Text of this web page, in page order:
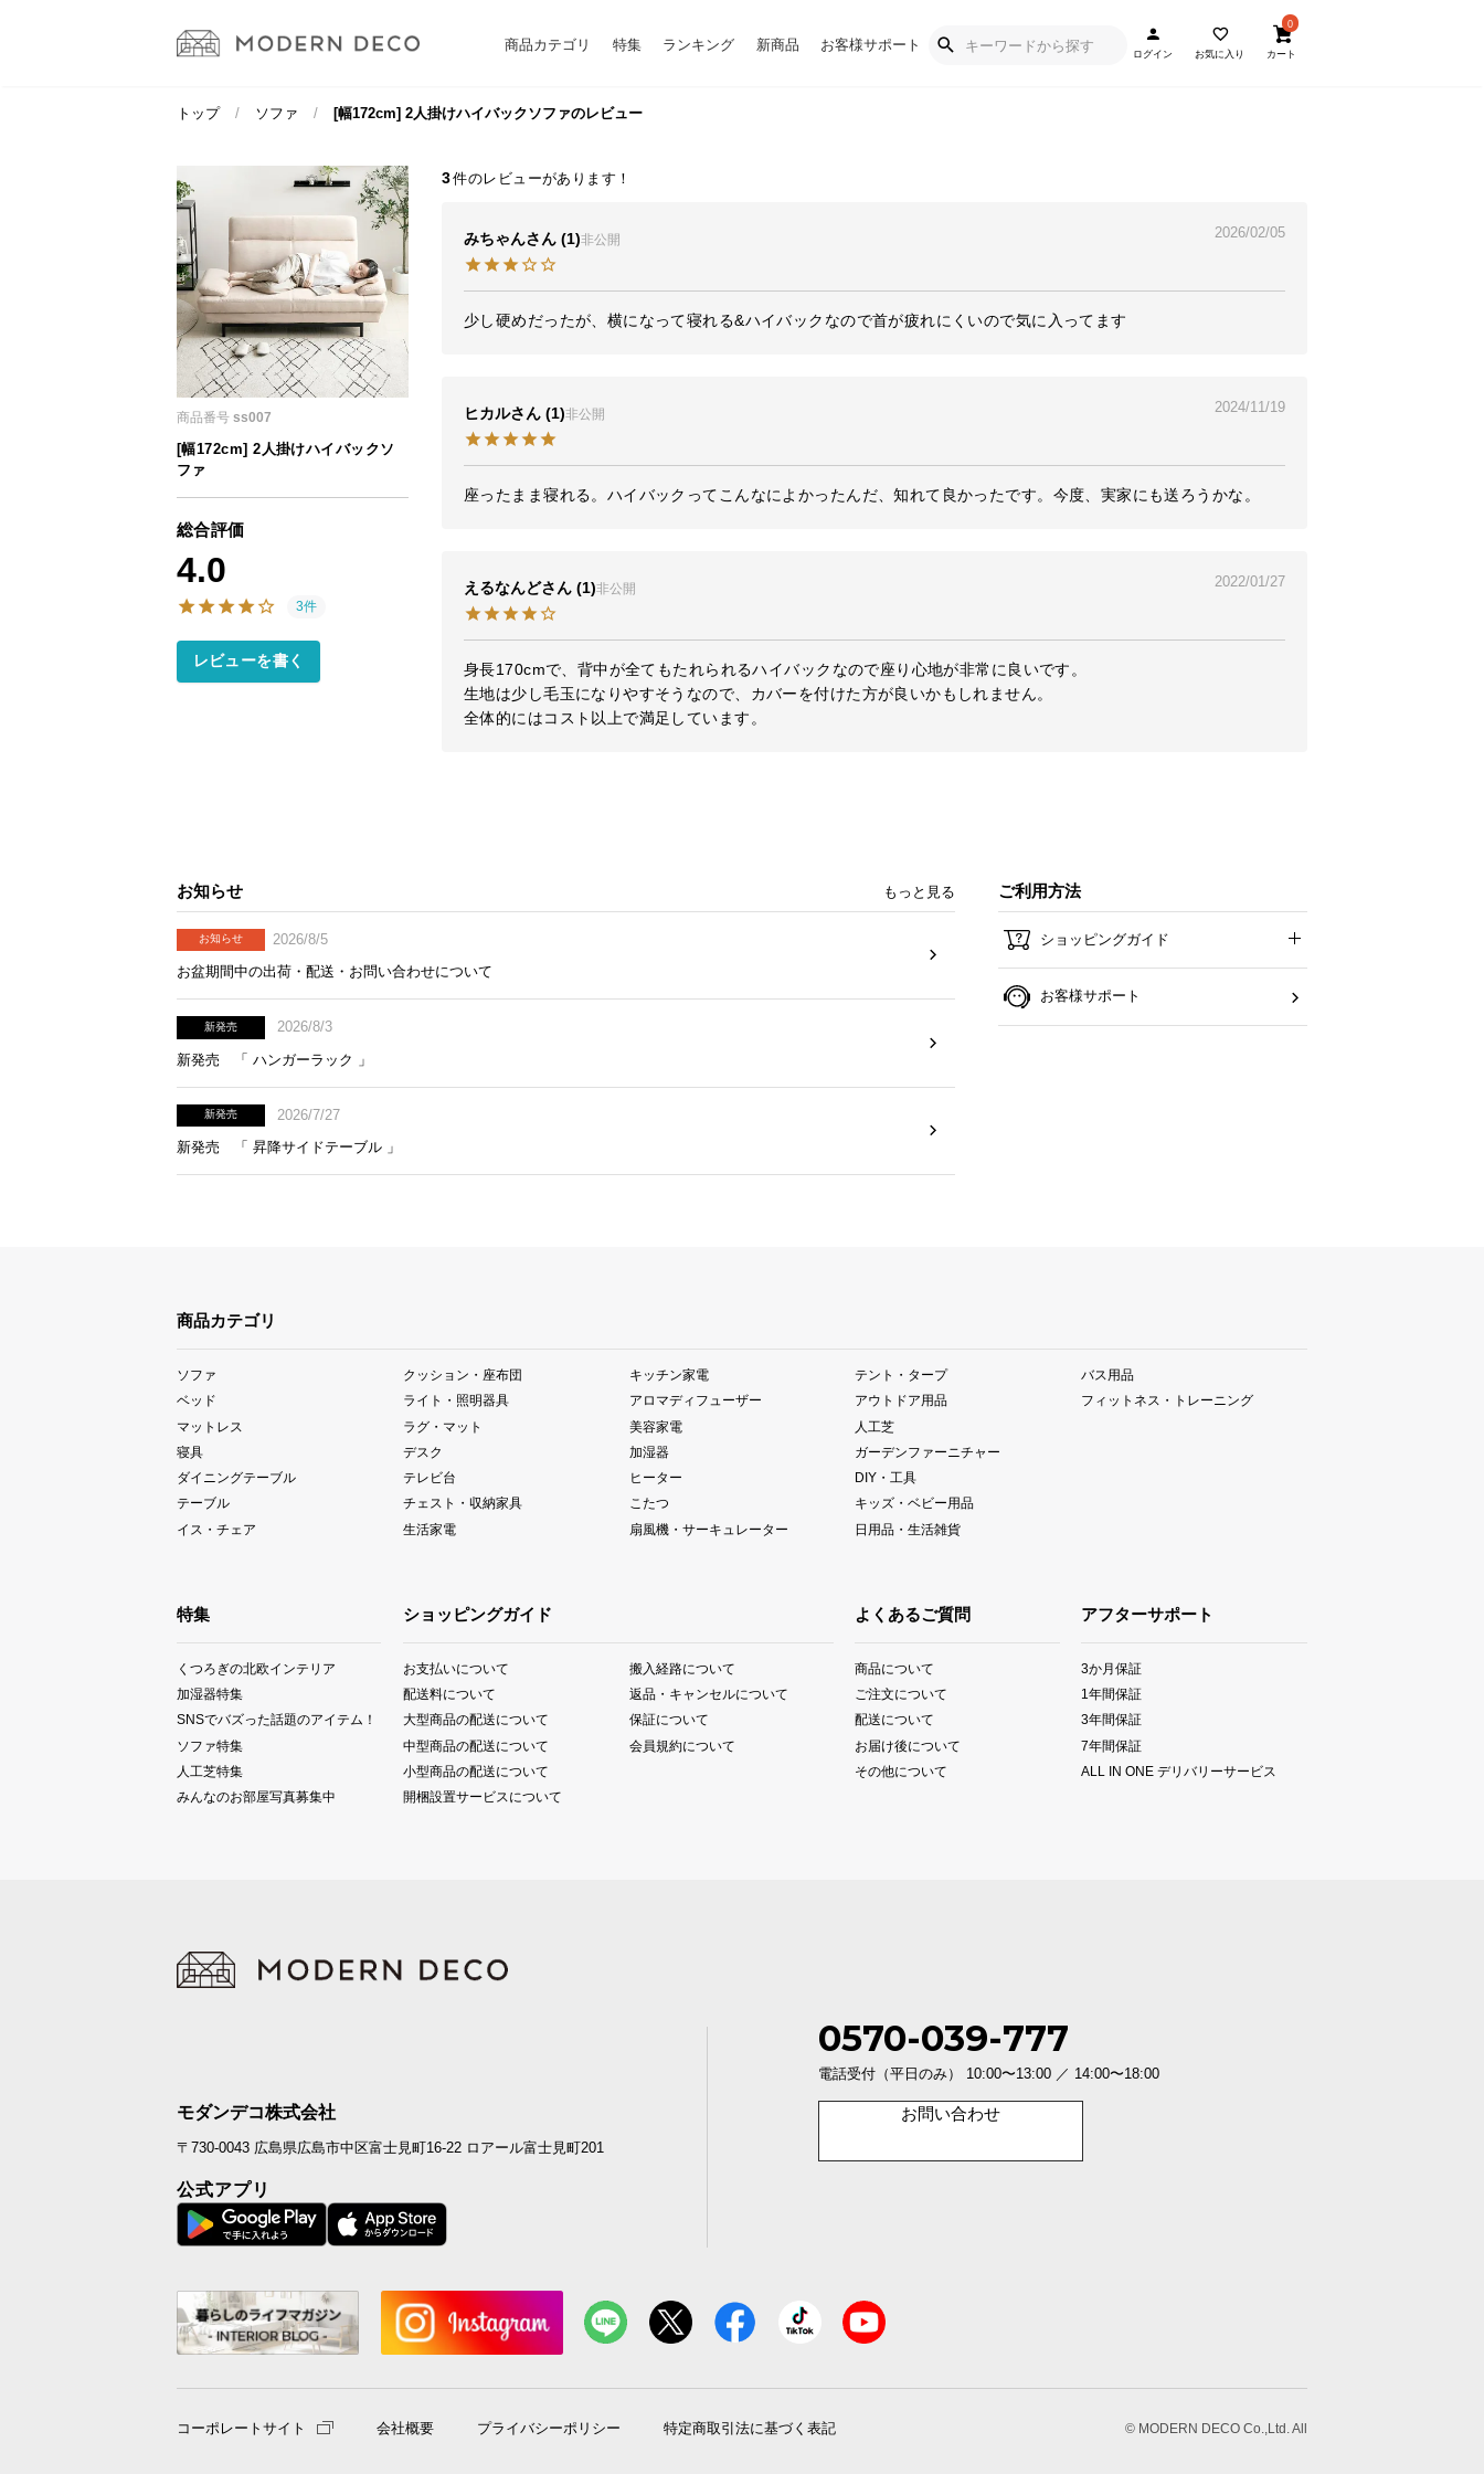
商品カテゴリ 特集 ランキング 新商品 お客様サポート
ログイン お気に入り
0
カート
トップ ソファ [幅172cm] 2人掛けハイバックソファのレビュー
[幅172cm] 2人掛けハイバックソ
ファ
商品番号 ss007
総合評価
4.0
3件
レビューを書く
3
みちゃん 1 非公開 2026/02/05
ヒカル 1 非公開 2024/11/19
座ったまま寝れる。ハイバックってこんなによかったんだ、知れて良かったです。今度、実家にも送ろうかな。
えるなんど 1 非公開 2022/01/27
身長170cmで、背中が全てもたれられるハイバックなので座り心地が非常に良いです。
生地は少し毛玉になりやすそうなので、カバーを付けた方が良いかもしれません。
全体的にはコスト以上で満足しています。
お知らせ もっと見る
お知らせ
2026/8/5
お盆期間中の出荷・配送・お問い合わせについて
新発売
2026/8/3
新発売 「 ハンガーラック 」
新発売
2026/7/27
新発売 「 昇降サイドテーブル 」
ご利用方法
ショッピングガイド
お客様サポート
商品カテゴリ
ソファ
ベッド
マットレス
寝具
ダイニングテーブル
テーブル
イス・チェア
クッション・座布団
ライト・照明器具
ラグ・マット
デスク
テレビ台
チェスト・収納家具
生活家電
キッチン家電
アロマディフューザー
美容家電
加湿器
ヒーター
こたつ
扇風機・サーキュレーター
テント・タープ
アウトドア用品
人工芝
ガーデンファーニチャー
DIY・工具
キッズ・ベビー用品
日用品・生活雑貨
バス用品
フィットネス・トレーニング
特集
くつろぎの北欧インテリア
加湿器特集
SNSでバズった話題のアイテム！
ソファ特集
人工芝特集
みんなのお部屋写真募集中
ショッピングガイド
お支払いについて
配送料について
大型商品の配送について
中型商品の配送について
小型商品の配送について
開梱設置サービスについて
搬入経路について
返品・キャンセルについて
保証について
会員規約について
よくあるご質問
商品について
ご注文について
配送について
お届け後について
その他について
アフターサポート
3か月保証
1年間保証
3年間保証
7年間保証
ALL IN ONE デリバリーサービス
モダンデコ株式会社
〒730-0043 広島県広島市中区富士見町16-22 ロアール富士見町201
公式アプリ
お問い合わせ
0570-039-777
電話受付（平日のみ） 10:00〜13:00 ／ 14:00〜18:00
コーポレートサイト 会社概要 プライバシーポリシー 特定商取引法に基づく表記 © MODERN DECO Co.,Ltd. All